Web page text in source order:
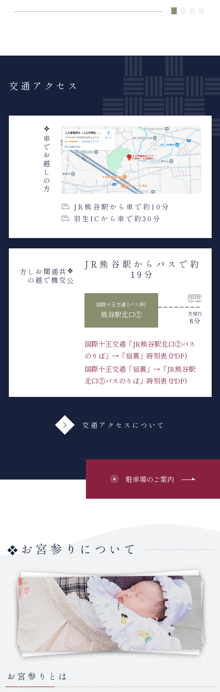
交通アクセス
車でお越しの方
JR熊谷駅から車で約10分
羽生ICから車で約30分
公
共交
通機
関で
お越
しの
方
JR熊谷駅からバスで約
19分
国際十王交通 [バス停]
熊谷駅北口② 犬塚行
8分
国際十王交通「JR熊谷駅北口②バス
のりば」→「宿裏」時刻表 (PDF)
国際十王交通「宿裏」→「JR熊谷駅
北口②バスのりば」時刻表 (PDF)
交通アクセスについて
駐車場のご案内
お宮参りについて
お宮参りとは